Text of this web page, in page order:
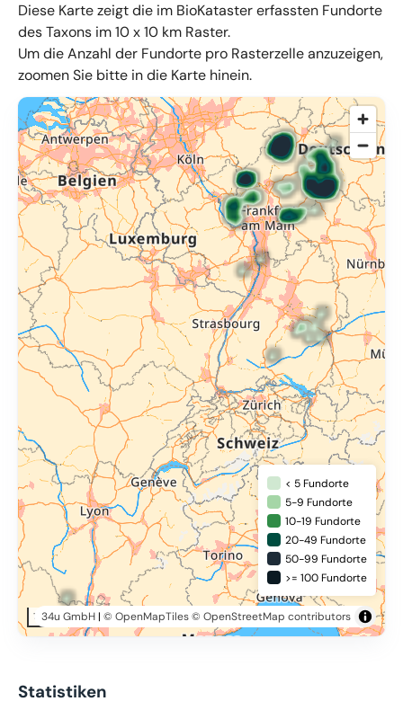
Diese Karte zeigt die im BioKataster erfassten Fundorte
des Taxons im 10 x 10 km Raster.
Um die Anzahl der Fundorte pro Rasterzelle anzuzeigen,
zoomen Sie bitte in die Karte hinein.
© OpenMapTiles,OpenStreetMap,34u GmbH
100 km
34u GmbH| © OpenMapTiles© OpenStreetMap contributors
< 5 Fundorte
5-9 Fundorte
10-19 Fundorte
20-49 Fundorte
50-99 Fundorte
>= 100 Fundorte
Statistiken